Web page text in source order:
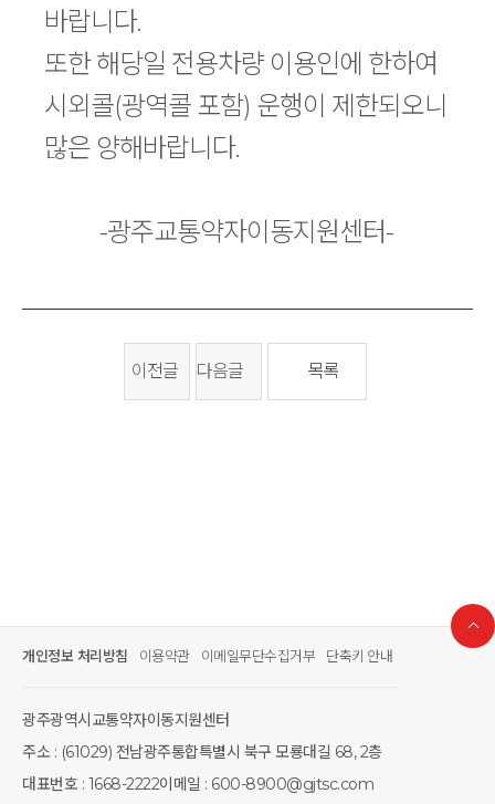
바랍니다.
또한 해당일 전용차량 이용인에 한하여
시외콜(광역콜 포함) 운행이 제한되오니
많은 양해바랍니다.
-광주교통약자이동지원센터-
이전글 다음글 목록
개인정보 처리방침 이용약관 이메일무단수집거부 단축키 안내
광주광역시교통약자이동지원센터
주소 : (61029) 전남광주통합특별시 북구 모룡대길 68, 2층
대표번호 : 1668-2222이메일 : 600-8900@gjtsc.com